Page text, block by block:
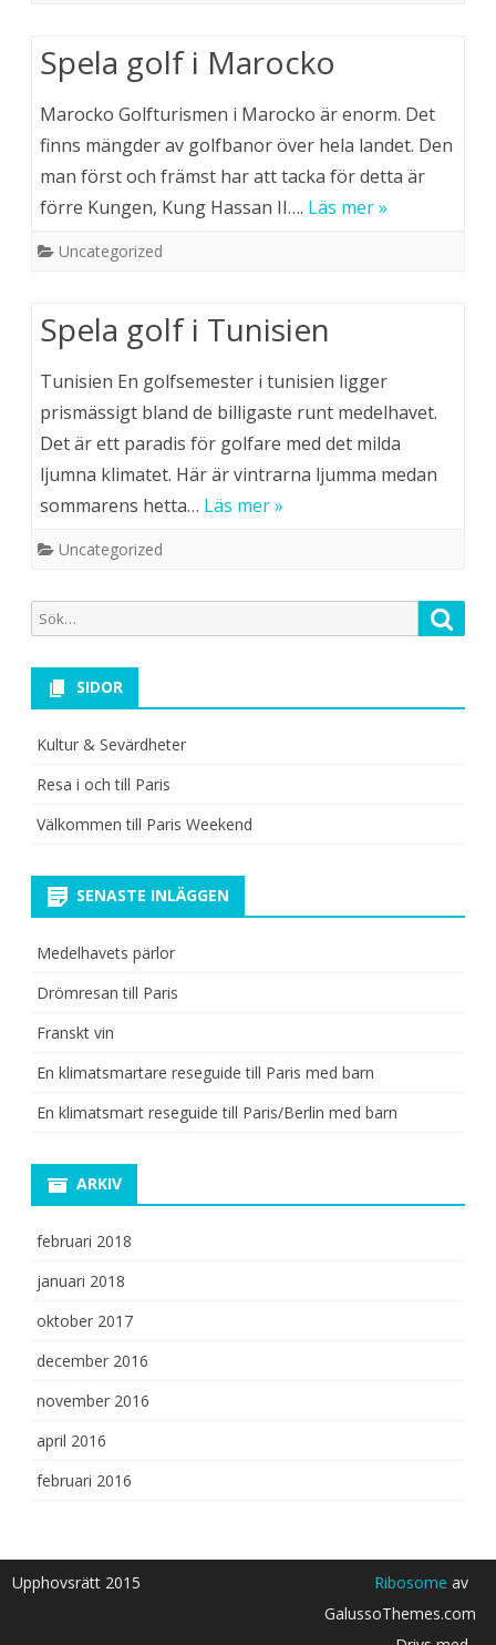
Spela golf i Marocko
Marocko Golfturismen i Marocko är enorm. Det
finns mängder av golfbanor över hela landet. Den
man först och främst har att tacka för detta är
förre Kungen, Kung Hassan II…. Läs mer »
Uncategorized
Spela golf i Tunisien
Tunisien En golfsemester i tunisien ligger
prismässigt bland de billigaste runt medelhavet.
Det är ett paradis för golfare med det milda
ljumna klimatet. Här är vintrarna ljumma medan
sommarens hetta… Läs mer »
Uncategorized
Sök
efter:
SIDOR
Kultur & Sevärdheter
Resa i och till Paris
Välkommen till Paris Weekend
SENASTE INLÄGGEN
Medelhavets pärlor
Drömresan till Paris
Franskt vin
En klimatsmartare reseguide till Paris med barn
En klimatsmart reseguide till Paris/Berlin med barn
ARKIV
februari 2018
januari 2018
oktober 2017
december 2016
november 2016
april 2016
februari 2016
Upphovsrätt 2015 Ribosome av
GalussoThemes.com